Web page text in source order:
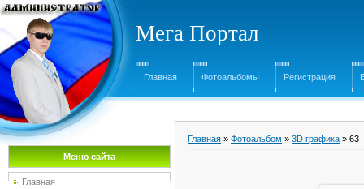
Мега Портал
Главная Фотоальбомы Регистрация
Меню сайта
Главная
Главная » Фотоальбом » 3D графика » 63